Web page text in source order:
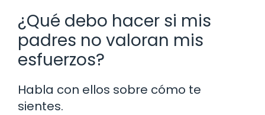
¿Qué debo hacer si mis
padres no valoran mis
esfuerzos?
Habla con ellos sobre cómo te
sientes.